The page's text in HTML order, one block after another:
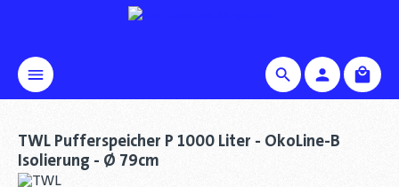
TWL Pufferspeicher P 1000 Liter - ÖkoLine-B
Isolierung - Ø 79cm